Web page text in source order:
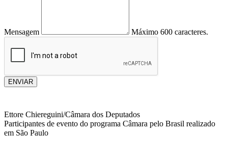
Mensagem Máximo 600 caracteres.
ENVIAR
Ettore Chiereguini/Câmara dos Deputados
Participantes de evento do programa Câmara pelo Brasil realizado
em São Paulo